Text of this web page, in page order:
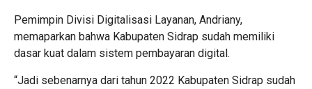
Pemimpin Divisi Digitalisasi Layanan, Andriany,
memaparkan bahwa Kabupaten Sidrap sudah memiliki
dasar kuat dalam sistem pembayaran digital.
“Jadi sebenarnya dari tahun 2022 Kabupaten Sidrap sudah